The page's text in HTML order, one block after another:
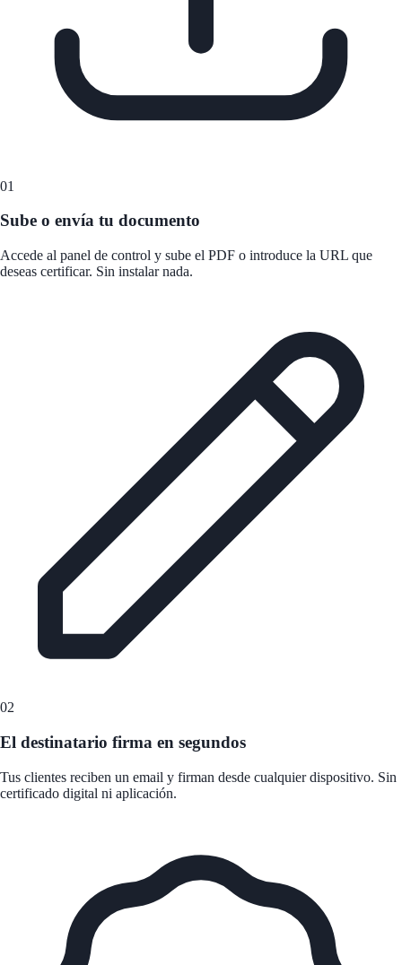
01
Sube o envía tu documento
Accede al panel de control y sube el PDF o introduce la URL que
deseas certificar. Sin instalar nada.
02
El destinatario firma en segundos
Tus clientes reciben un email y firman desde cualquier dispositivo. Sin
certificado digital ni aplicación.